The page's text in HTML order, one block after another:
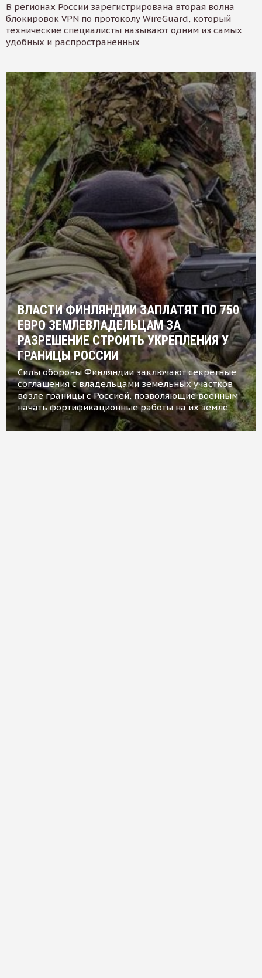
В регионах России зарегистрирована вторая волна
блокировок VPN по протоколу WireGuard, который
технические специалисты называют одним из самых
удобных и распространенных
ВЛАСТИ ФИНЛЯНДИИ ЗАПЛАТЯТ ПО 750
ЕВРО ЗЕМЛЕВЛАДЕЛЬЦАМ ЗА
РАЗРЕШЕНИЕ СТРОИТЬ УКРЕПЛЕНИЯ У
ГРАНИЦЫ РОССИИ
Силы обороны Финляндии заключают секретные
соглашения с владельцами земельных участков
возле границы с Россией, позволяющие военным
начать фортификационные работы на их земле